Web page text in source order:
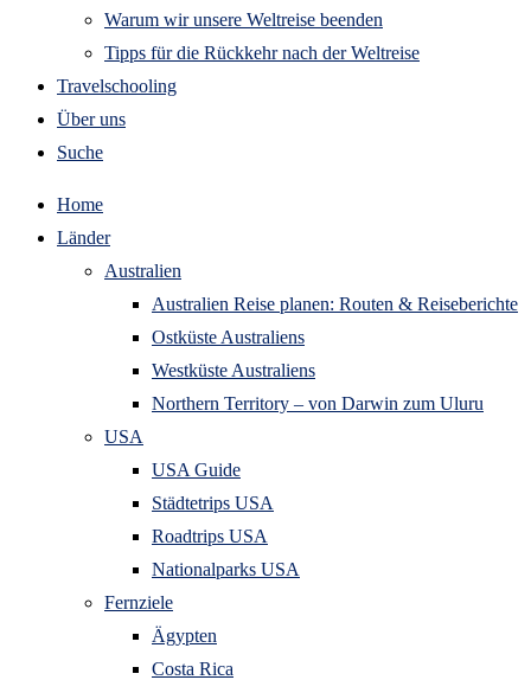
Warum wir unsere Weltreise beenden
Tipps für die Rückkehr nach der Weltreise
Travelschooling
Über uns
Suche
Home
Länder
Australien
Australien Reise planen: Routen & Reiseberichte
Ostküste Australiens
Westküste Australiens
Northern Territory – von Darwin zum Uluru
USA
USA Guide
Städtetrips USA
Roadtrips USA
Nationalparks USA
Fernziele
Ägypten
Costa Rica